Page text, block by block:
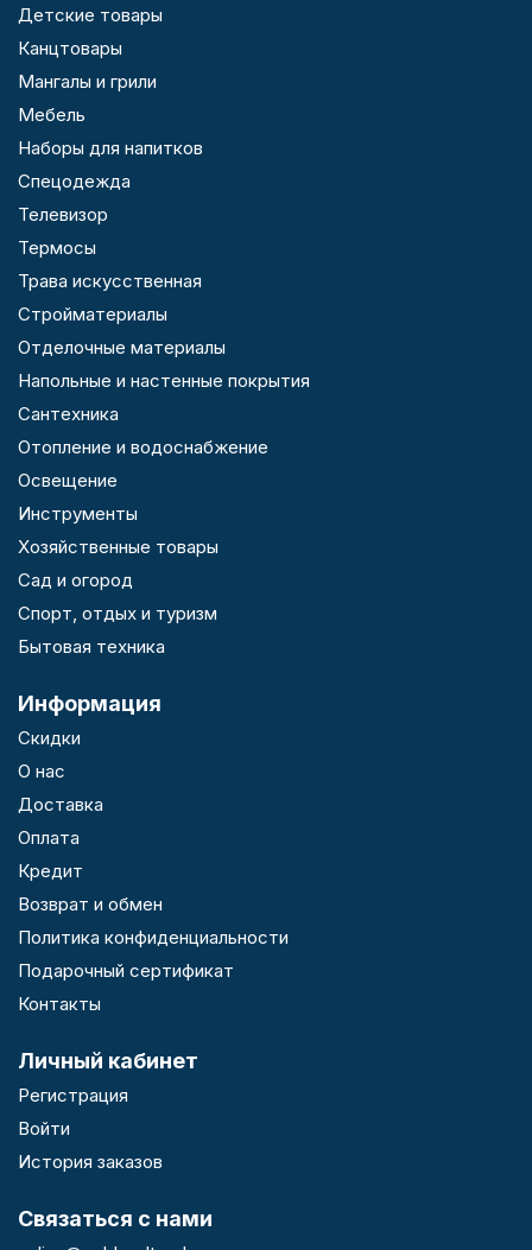
Детские товары
Канцтовары
Мангалы и грили
Мебель
Наборы для напитков
Спецодежда
Телевизор
Термосы
Трава искусственная
Стройматериалы
Отделочные материалы
Напольные и настенные покрытия
Сантехника
Отопление и водоснабжение
Освещение
Инструменты
Хозяйственные товары
Сад и огород
Спорт, отдых и туризм
Бытовая техника
Информация
Скидки
О нас
Доставка
Оплата
Кредит
Возврат и обмен
Политика конфиденциальности
Подарочный сертификат
Контакты
Личный кабинет
Регистрация
Войти
История заказов
Связаться с нами